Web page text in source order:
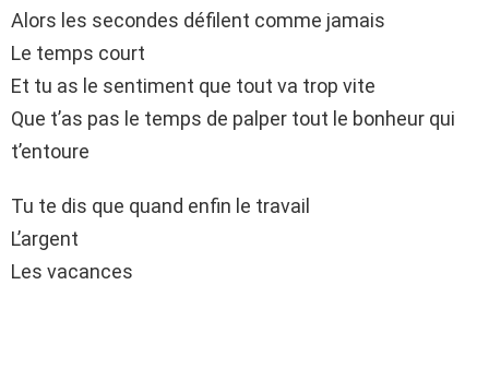
Alors les secondes défilent comme jamais
Le temps court
Et tu as le sentiment que tout va trop vite
Que t’as pas le temps de palper tout le bonheur qui
t’entoure
Tu te dis que quand enfin le travail
L’argent
Les vacances